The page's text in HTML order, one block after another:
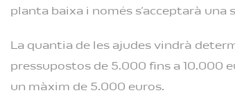
planta baixa i només s’acceptarà una
La quantia de les ajudes vindrà
pressupostos de 5.000 fins a 10.000
un màxim de 5.000 euros.